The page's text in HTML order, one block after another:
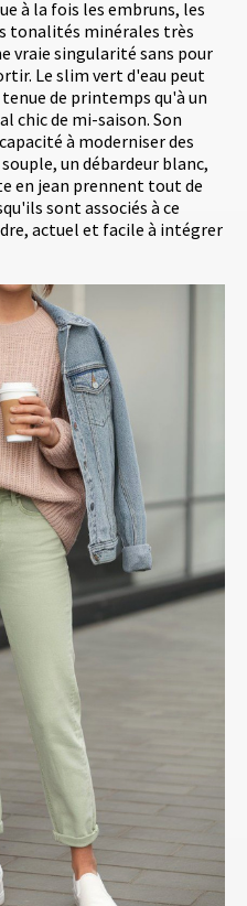
à la fois les embruns, les
tonalités minérales très
vraie singularité sans pour
Le slim vert d'eau peut
de printemps qu'à un
chic de mi-saison. Son
à moderniser des
un débardeur blanc,
en jean prennent tout de
sont associés à ce
actuel et facile à intégrer